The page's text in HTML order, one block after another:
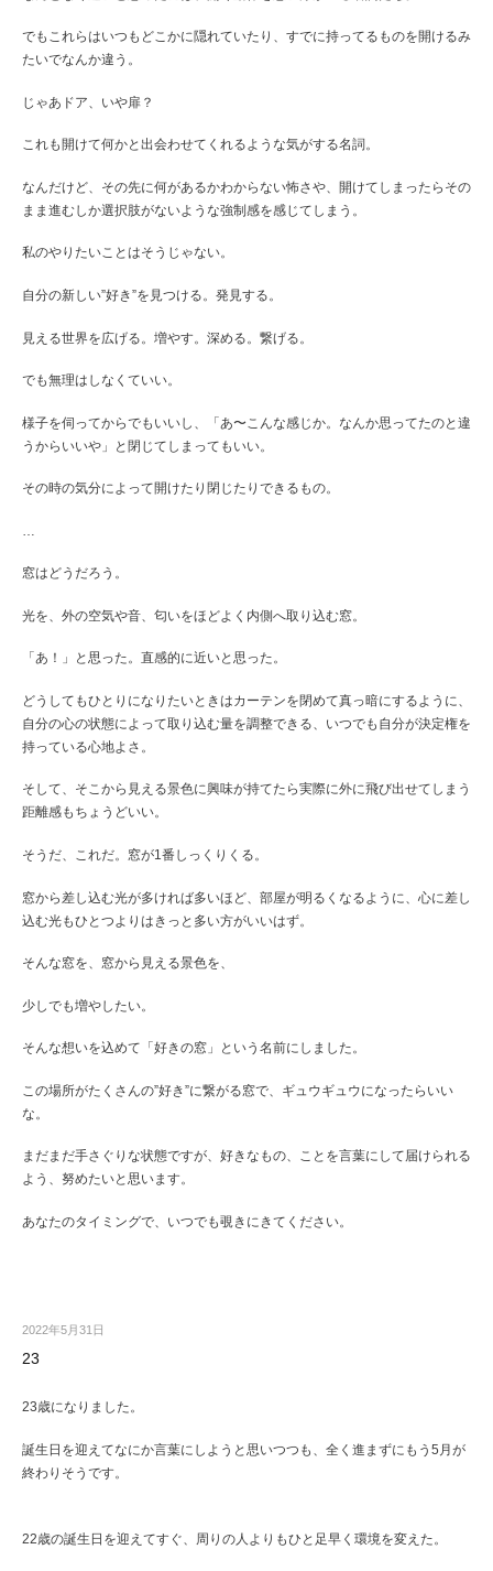
でもこれらはいつもどこかに隠れていたり、すでに持ってるものを開けるみ
たいでなんか違う。
じゃあドア、いや扉？
これも開けて何かと出会わせてくれるような気がする名詞。
なんだけど、その先に何があるかわからない怖さや、開けてしまったらその
まま進むしか選択肢がないような強制感を感じてしまう。
私のやりたいことはそうじゃない。
自分の新しい”好き”を見つける。発見する。
見える世界を広げる。増やす。深める。繋げる。
でも無理はしなくていい。
様子を伺ってからでもいいし、「あ〜こんな感じか。なんか思ってたのと違
うからいいや」と閉じてしまってもいい。
その時の気分によって開けたり閉じたりできるもの。
窓はどうだろう。
光を、外の空気や音、匂いをほどよく内側へ取り込む窓。
「あ！」と思った。直感的に近いと思った。
どうしてもひとりになりたいときはカーテンを閉めて真っ暗にするように、
自分の心の状態によって取り込む量を調整できる、いつでも自分が決定権を
持っている心地よさ。
そして、そこから見える景色に興味が持てたら実際に外に飛び出せてしまう
距離感もちょうどいい。
そうだ、これだ。窓が1番しっくりくる。
窓から差し込む光が多ければ多いほど、部屋が明るくなるように、心に差し
込む光もひとつよりはきっと多い方がいいはず。
そんな窓を、窓から見える景色を、
少しでも増やしたい。
そんな想いを込めて「好きの窓」という名前にしました。
この場所がたくさんの”好き”に繋がる窓で、ギュウギュウになったらいい
な。
まだまだ手さぐりな状態ですが、好きなもの、ことを言葉にして届けられる
よう、努めたいと思います。
あなたのタイミングで、いつでも覗きにきてください。
2022年5月31日
23
23歳になりました。
誕生日を迎えてなにか言葉にしようと思いつつも、全く進まずにもう5月が
終わりそうです。
22歳の誕生日を迎えてすぐ、周りの人よりもひと足早く環境を変えた。